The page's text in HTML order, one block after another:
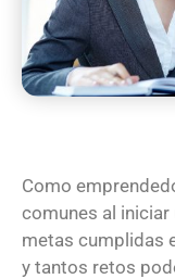
Como
comunes al iniciar
metas cumplidas
y tantos retos